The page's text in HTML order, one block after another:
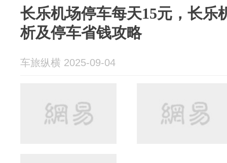
长乐机场停车每天15元，长乐
析及停车省钱攻略
车旅纵横 2025-09-04